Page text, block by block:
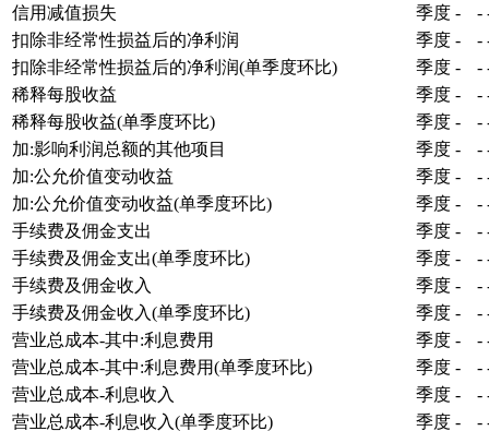
信用减值损失
季度 - -
扣除非经常性损益后的净利润
季度 - -
扣除非经常性损益后的净利润(单季度环比)
季度 - -
稀释每股收益
季度 - -
稀释每股收益(单季度环比)
季度 - -
加:影响利润总额的其他项目
季度 - -
加:公允价值变动收益
季度 - -
加:公允价值变动收益(单季度环比)
季度 - -
手续费及佣金支出
季度 - -
手续费及佣金支出(单季度环比)
季度 - -
手续费及佣金收入
季度 - -
手续费及佣金收入(单季度环比)
季度 - -
营业总成本-其中:利息费用
季度 - -
营业总成本-其中:利息费用(单季度环比)
季度 - -
营业总成本-利息收入
季度 - -
营业总成本-利息收入(单季度环比)
季度 - -